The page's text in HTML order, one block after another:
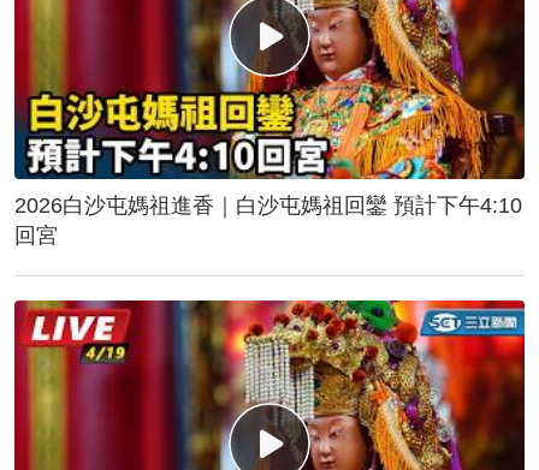
2026白沙屯媽祖進香｜白沙屯媽祖回鑾 預計下午4:10
回宮